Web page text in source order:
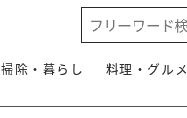
掃除・暮らし 料理・グルメ